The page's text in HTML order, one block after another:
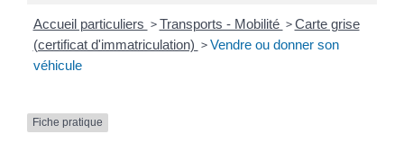
Accueil particuliers > Transports - Mobilité > Carte grise
(certificat d'immatriculation) > Vendre ou donner son
véhicule
Fiche pratique